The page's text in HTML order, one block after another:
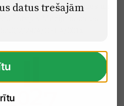
digitālās kompetences un
Latvijas Mediju nozares
2/24/A/CFLA/001).
datus trešajām